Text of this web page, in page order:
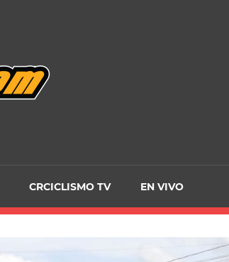
CRCICLISMO TV EN VIVO